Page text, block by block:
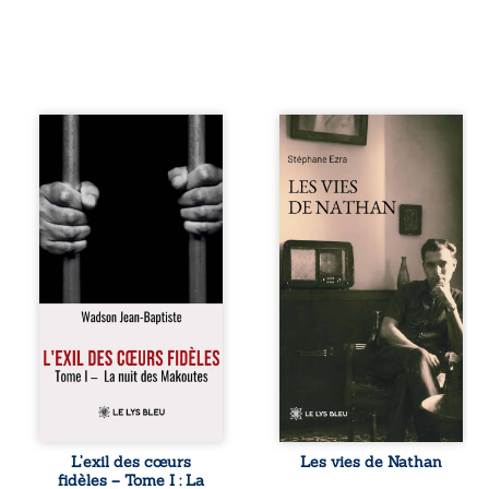
« Une nuit suffit
parfois pour briser
une famille… mais
certaines fidélités
traversent les
années. » Haïti,
sous la dictature
des Duvalier. La
peur s’étend
jusque dans les
villages les plus
reculés. À Bainet,
Jean-Joël Joli
mène une
avec sa famille.
respecté, il refuse
pourtant de
L’exil des cœurs
fidèles – Tome I : La
Les vies de
Nathan est un
né en trois jours,
au printemps
2026. Pour la
première fois,
Stéphane Ezra,
médium, a pu
communiquer
avec son père,
disparu depuis
plus de vingt ans
et qu’il n’a jamais
connu. De ce
dialogue par-delà
la mort naissent
des poèmes qui
retracent une vie
Les vies de Nathan